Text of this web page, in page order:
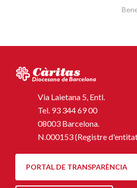
Via Laietana 5, Entl.
Tel. 93 344 69 00
08003 Barcelona.
N.000153 (Registre
PORTAL DE TRANSPARÈNCIA